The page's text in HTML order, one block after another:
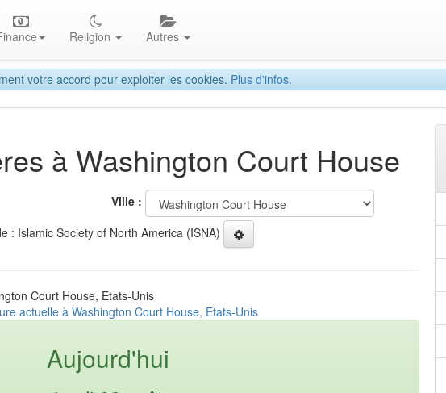
votre accord pour exploiter les cookies. Plus d'infos.
Religion Autres
à Washington Court House
Ville :
: Islamic Society of North America (ISNA)
Court House, Etats-Unis
actuelle à Washington Court House, Etats-Unis
Aujourd'hui